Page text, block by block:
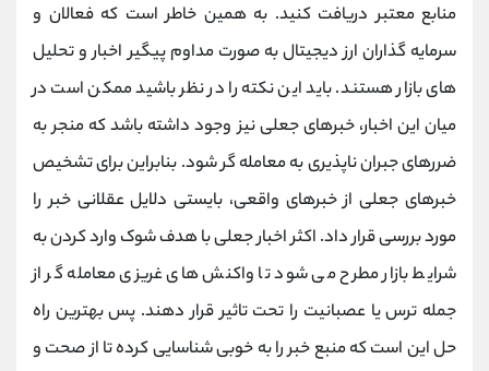
منابع معتبر دریافت کنید. به همین خاطر است که فعالان و
سرمایه گذاران ارز دیجیتال به صورت مداوم پیگیر اخبار و تحلیل
های بازار هستند. باید این نکته را در نظر باشید ممکن است در
میان این اخبار، خبرهای جعلی نیز وجود داشته باشد که منجر به
ضررهای جبران ناپذیری به معامله گر شود. بنابراین برای تشخیص
خبرهای جعلی از خبرهای واقعی، بایستی دلایل عقلانی خبر را
مورد بررسی قرار داد. اکثر اخبار جعلی با هدف شوک وارد کردن به
شرایط بازار مطرح می شود تا واکنش های غریزی معامله گر از
جمله ترس یا عصبانیت را تحت تاثیر قرار دهند. پس بهترین راه
حل این است که منبع خبر را به خوبی شناسایی کرده تا از صحت و